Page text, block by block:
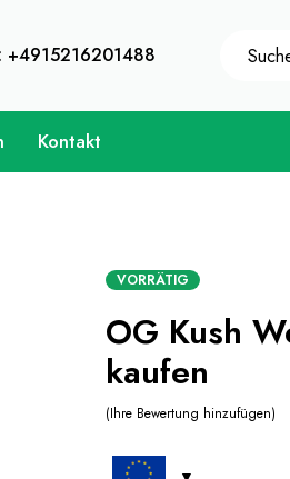
+4915216201488
Kontakt
VORRÄTIG
OG Kush
kaufen
Ihre Bewertung hinzufügen
auf jeden Kauf - Coupon